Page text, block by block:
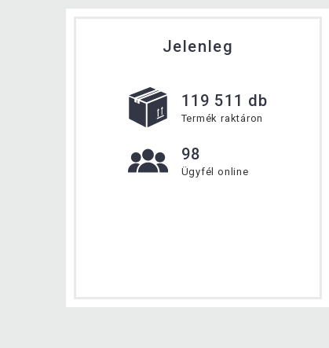
Jelenleg
119 511 db
Termék raktáron
98
Ügyfél online